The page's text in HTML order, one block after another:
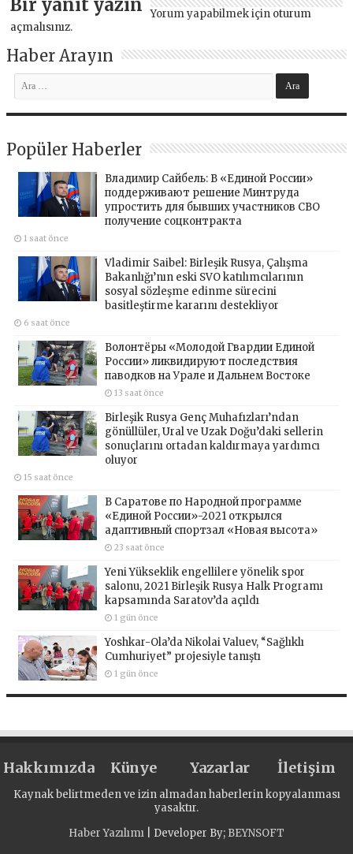
Bir yanıt yazın Yorum yapabilmek için oturum
açmalısınız.
Haber Arayın
Popüler Haberler
Владимир Сайбель: В «Единой России»
поддерживают решение Минтруда
упростить для бывших участников СВО
получение соцконтракта
1 saat önce
Vladimir Saibel: Birleşik Rusya, Çalışma
Bakanlığı’nın eski SVO katılımcılarının
sosyal sözleşme edinme sürecini
basitleştirme kararını destekliyor
6 saat önce
Волонтёры «Молодой Гвардии Единой
России» ликвидируют последствия
паводков на Урале и Дальнем Востоке
13 saat önce
Birleşik Rusya Genç Muhafızları’ndan
gönüllüler, Ural ve Uzak Doğu’daki sellerin
sonuçlarını ortadan kaldırmaya yardımcı
oluyor
15 saat önce
В Саратове по Народной программе
«Единой России»-2021 открылся
адаптивный спортзал «Новая высота»
23 saat önce
Yeni Yükseklik engellilere yönelik spor
salonu, 2021 Birleşik Rusya Halk Programı
kapsamında Saratov’da açıldı
1 gün önce
Yoshkar-Ola’da Nikolai Valuev, “Sağlıklı
Cumhuriyet” projesiyle tanıştı
1 gün önce
Hakkımızda Künye Yazarlar İletişim
Kaynak belirtmeden ve izin almadan haberlerin kopyalanması
yasaktır.
Haber Yazılımı | Developer By; BEYNSOFT